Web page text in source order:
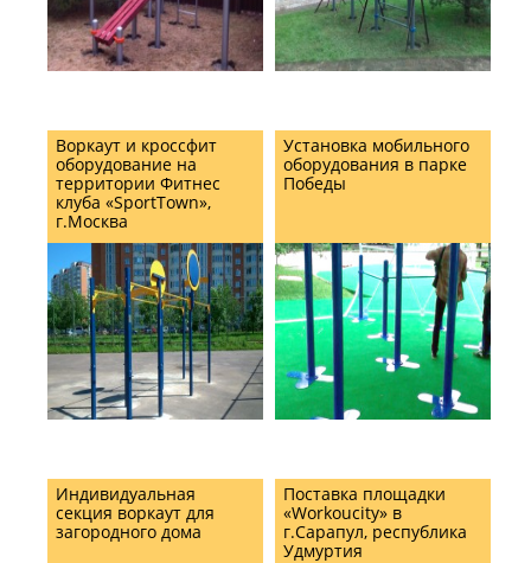
Воркаут и кроссфит
оборудование на
территории Фитнес
клуба «SportTown»,
г.Москва
Установка мобильного
оборудования в парке
Победы
Индивидуальная
секция воркаут для
загородного дома
Поставка площадки
«Workoucity» в
г.Сарапул, республика
Удмуртия